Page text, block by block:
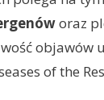
oraz
objawów
of the